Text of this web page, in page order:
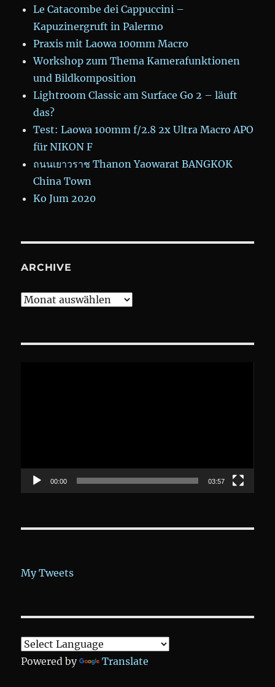
Le Catacombe dei Cappuccini –
Kapuzinergruft in Palermo
Praxis mit Laowa 100mm Macro
Workshop zum Thema Kamerafunktionen
und Bildkomposition
Lightroom Classic am Surface Go 2 – läuft
das?
Test: Laowa 100mm f/2.8 2x Ultra Macro APO
für NIKON F
ถนนเยาวราช Thanon Yaowarat BANGKOK
China Town
Ko Jum 2020
ARCHIVE
Archive
00:00 03:57
My Tweets
Powered by Translate